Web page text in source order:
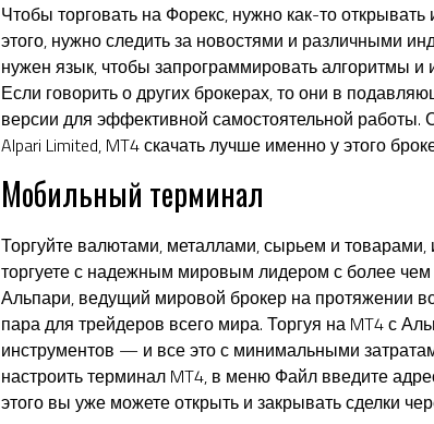
Чтобы торговать на Форекс, нужно как-то
этого, нужно следить за новостями и различными
нужен язык, чтобы запрограммировать алгоритмы и
Если говорить о других брокерах, то они в
версии для эффективной самостоятельной работы.
Alpari Limited, MT4 скачать лучше именно у этого
Мобильный терминал
Торгуйте валютами, металлами, сырьем и
торгуете с надежным мировым лидером с более
Альпари, ведущий мировой брокер на протяжении
пара для трейдеров всего мира. Торгуя на MT4 с
инструментов — и все это с минимальными
настроить терминал MT4, в меню Файл введите
этого вы уже можете открыть и закрывать сделки